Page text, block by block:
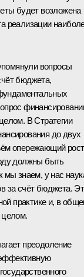
будет возложена
реализации
вопросы
бюджета,
В Стратегии
до двух
опережающий рост
должны быть
мы знаем, у нас
за счёт бюджета.
практике и, в
целом.
преодоление